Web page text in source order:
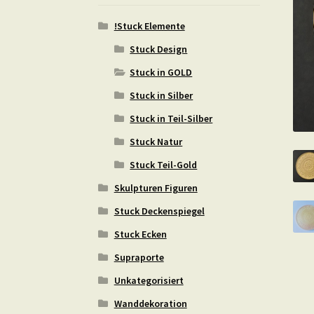
!Stuck Elemente
Stuck Design
Stuck in GOLD
Stuck in Silber
Stuck in Teil-Silber
Stuck Natur
Stuck Teil-Gold
Skulpturen Figuren
Stuck Deckenspiegel
Stuck Ecken
Supraporte
Unkategorisiert
Wanddekoration